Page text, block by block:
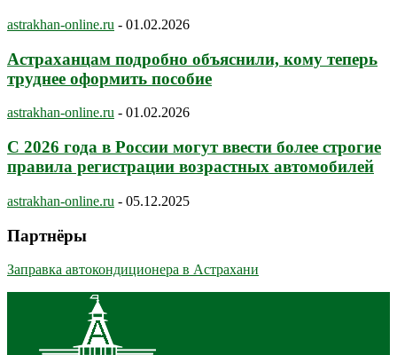
astrakhan-online.ru - 01.02.2026
Астраханцам подробно объяснили, кому теперь
труднее оформить пособие
astrakhan-online.ru - 01.02.2026
С 2026 года в России могут ввести более строгие
правила регистрации возрастных автомобилей
astrakhan-online.ru - 05.12.2025
Партнёры
Заправка автокондиционера в Астрахани